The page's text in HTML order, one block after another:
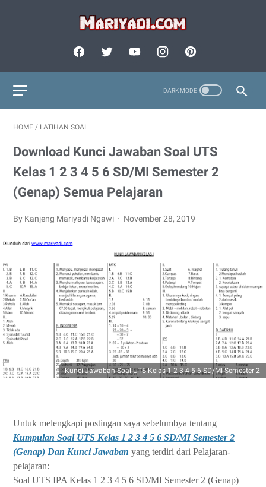
HOME / LATIHAN SOAL
Download Kunci Jawaban Soal UTS
Kelas 1 2 3 4 5 6 SD/MI Semester 2
(Genap) Semua Pelajaran
By Kanjeng Mariyadi Ngawi November 28, 2019
Kunci Jawaban Soal UTS Kelas 1 2 3 4 5 6 SD/MI Semester 2
Untuk melengkapi postingan saya sebelumbya tentang
Kumpulan Soal UTS Kelas 1 2 3 4 5 6 SD/MI Semester 2
(Genap) Dan Kunci Jawaban yang terdiri dari Pelajaran-
pelajaran:
Soal UTS IPA Kelas 1 2 3 4 5 6 SD/MI Semester 2 (Genap)